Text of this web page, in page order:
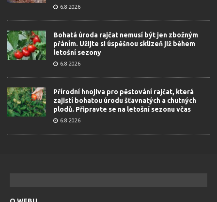
6.8.2026
Bohatá úroda rajčat nemusí být jen zbožným
přáním. Užijte si úspěšnou sklizeň již během
letošní sezony
6.8.2026
Přírodní hnojiva pro pěstování rajčat, která
zajistí bohatou úrodu šťavnatých a chutných
plodů. Připravte se na letošní sezonu včas
6.8.2026